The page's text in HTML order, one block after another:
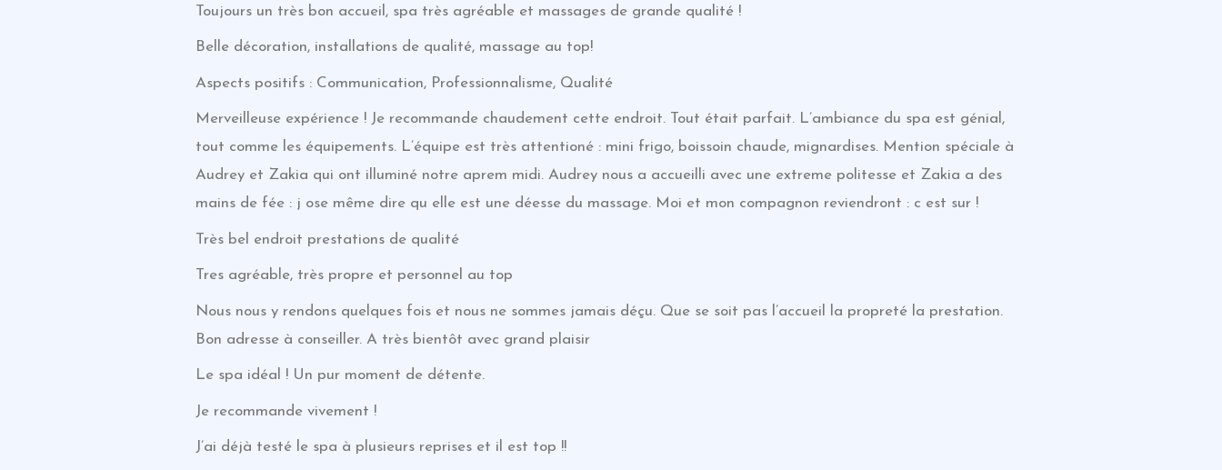
Toujours un très bon accueil, spa très agréable et massages de grande qualité !
Belle décoration, installations de qualité, massage au top!
Aspects positifs : Communication, Professionnalisme, Qualité
Merveilleuse expérience ! Je recommande chaudement cette endroit. Tout était parfait. L’ambiance du spa est génial,
tout comme les équipements. L’équipe est très attentioné : mini frigo, boissoin chaude, mignardises. Mention spéciale à
Audrey et Zakia qui ont illuminé notre aprem midi. Audrey nous a accueilli avec une extreme politesse et Zakia a des
mains de fée : j ose même dire qu elle est une déesse du massage. Moi et mon compagnon reviendront : c est sur !
Très bel endroit prestations de qualité
Tres agréable, très propre et personnel au top
Nous nous y rendons quelques fois et nous ne sommes jamais déçu. Que se soit pas l’accueil la propreté la prestation.
Bon adresse à conseiller. A très bientôt avec grand plaisir
Le spa idéal ! Un pur moment de détente.
Je recommande vivement !
J’ai déjà testé le spa à plusieurs reprises et il est top !!